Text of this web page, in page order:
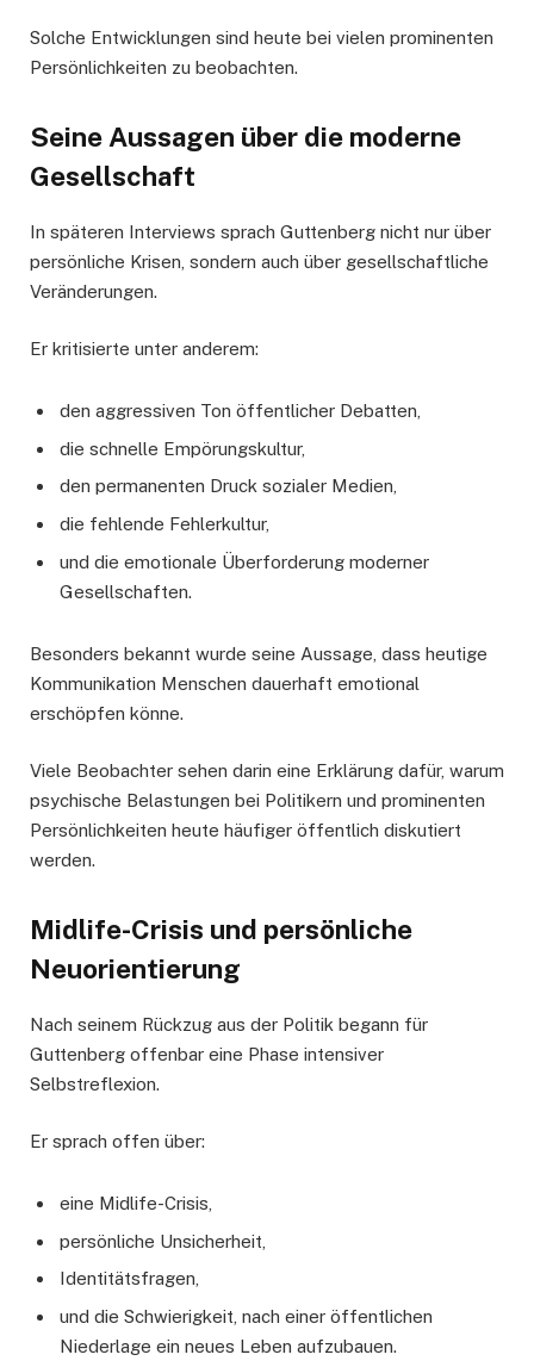
Solche Entwicklungen sind heute bei vielen prominenten
Persönlichkeiten zu beobachten.
Seine Aussagen über die moderne
Gesellschaft
In späteren Interviews sprach Guttenberg nicht nur über
persönliche Krisen, sondern auch über gesellschaftliche
Veränderungen.
Er kritisierte unter anderem:
den aggressiven Ton öffentlicher Debatten,
die schnelle Empörungskultur,
den permanenten Druck sozialer Medien,
die fehlende Fehlerkultur,
und die emotionale Überforderung moderner
Gesellschaften.
Besonders bekannt wurde seine Aussage, dass heutige
Kommunikation Menschen dauerhaft emotional
erschöpfen könne.
Viele Beobachter sehen darin eine Erklärung dafür, warum
psychische Belastungen bei Politikern und prominenten
Persönlichkeiten heute häufiger öffentlich diskutiert
werden.
Midlife-Crisis und persönliche
Neuorientierung
Nach seinem Rückzug aus der Politik begann für
Guttenberg offenbar eine Phase intensiver
Selbstreflexion.
Er sprach offen über:
eine Midlife-Crisis,
persönliche Unsicherheit,
Identitätsfragen,
und die Schwierigkeit, nach einer öffentlichen
Niederlage ein neues Leben aufzubauen.